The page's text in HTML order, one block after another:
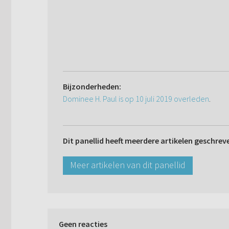
Bijzonderheden:
Dominee H. Paul is op 10 juli 2019 overleden.
Dit panellid heeft meerdere artikelen
Meer artikelen van dit panellid
Geen reacties